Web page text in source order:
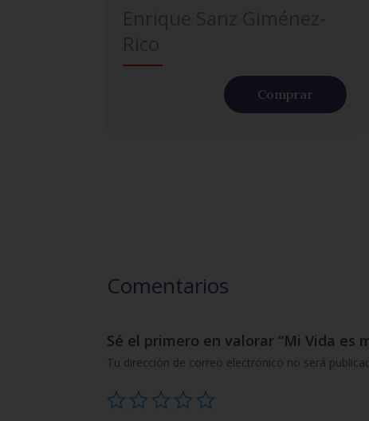
Comprar
Comentarios
Sé el primero en valorar “Mi Vida es
Tu dirección de correo electrónico no será